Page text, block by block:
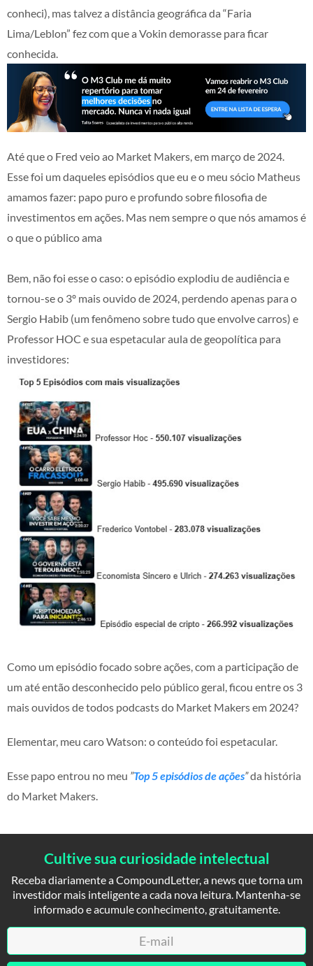
conheci), mas talvez a distância geográfica da “Faria
Lima/Leblon” fez com que a Vokin demorasse para ficar
conhecida.
Até que o Fred veio ao Market Makers, em março de 2024.
Esse foi um daqueles episódios que eu e o meu sócio Matheus
amamos fazer: papo puro e profundo sobre filosofia de
investimentos em ações. Mas nem sempre o que nós amamos é
o que o público ama
Bem, não foi esse o caso: o episódio explodiu de audiência e
tornou-se o 3º mais ouvido de 2024, perdendo apenas para o
Sergio Habib (um fenômeno sobre tudo que envolve carros) e
Professor HOC e sua espetacular aula de geopolítica para
investidores:
Como um episódio focado sobre ações, com a participação de
um até então desconhecido pelo público geral, ficou entre os 3
mais ouvidos de todos podcasts do Market Makers em 2024?
Elementar, meu caro Watson: o conteúdo foi espetacular.
Esse papo entrou no meu ”Top 5 episódios de ações”da história
do Market Makers.
Cultive sua curiosidade intelectual
Receba diariamente a CompoundLetter, a news que torna um
investidor mais inteligente a cada nova leitura. Mantenha-se
informado e acumule conhecimento, gratuitamente.